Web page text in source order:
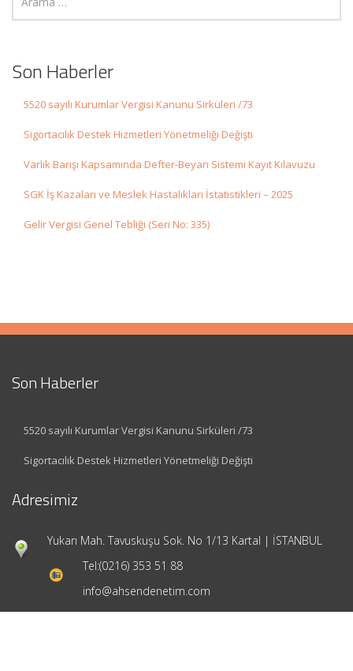
Son Haberler
5520 sayılı Kurumlar Vergisi Kanunu Sirküleri /73
Sigortacılık Destek Hizmetleri Yönetmeliği Değişti
Varlık Barışı Kapsamında Defter-Beyan Sistemi Kayıt Kılavuzu
SGK İş Kazaları ve Meslek Hastalıkları İstatistikleri – 2025
Gelir Vergisi Genel Tebliği (Seri No: 335)
Son Haberler
5520 sayılı Kurumlar Vergisi Kanunu Sirküleri /73
Sigortacılık Destek Hizmetleri Yönetmeliği Değişti
Adresimiz
Yukarı Mah. Tavuskuşu Sok. No 1/13 Kartal | İSTANBUL
Tel:(0216) 353 51 88
info@ahsendenetim.com